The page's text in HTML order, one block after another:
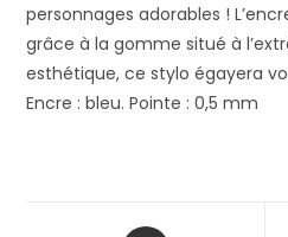
personnages adorables !
grâce à la gomme situé à
esthétique, ce stylo égayera
Encre : bleu. Pointe : 0,5 mm